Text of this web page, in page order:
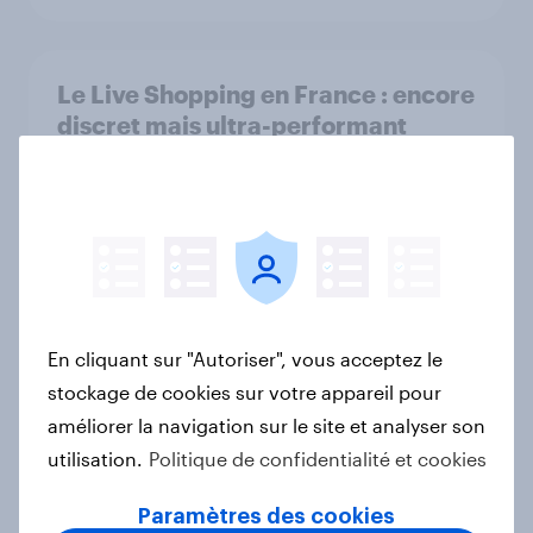
Le Live Shopping en France : encore
discret mais ultra-performant
Biggest Brand Movers – France –
YouGov France – Advertisers of the
En cliquant sur "Autoriser", vous acceptez le
stockage de cookies sur votre appareil pour
améliorer la navigation sur le site et analyser son
utilisation.
Politique de confidentialité et cookies
Paramètres des cookies